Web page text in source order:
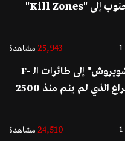
أودية الجنوب إلى "Kill Zones"
25,943 مشاهدة
من "أحشويروش" إلى طائرات الـ F-
35.. الصراع الذي لم ينم منذ 2500
24,510 مشاهدة